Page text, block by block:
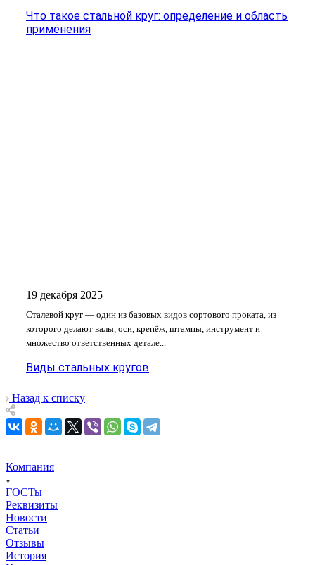
Что такое стальной круг: определение и область
применения
19 декабря 2025
Сталевой круг — один из базовых видов сортового проката, из
которого делают валы, оси, крепёж, штампы, инструмент и
множество ответственных детале...
Виды стальных кругов
Назад к списку
Компания
ГОСТы
Реквизиты
Новости
Статьи
Отзывы
История